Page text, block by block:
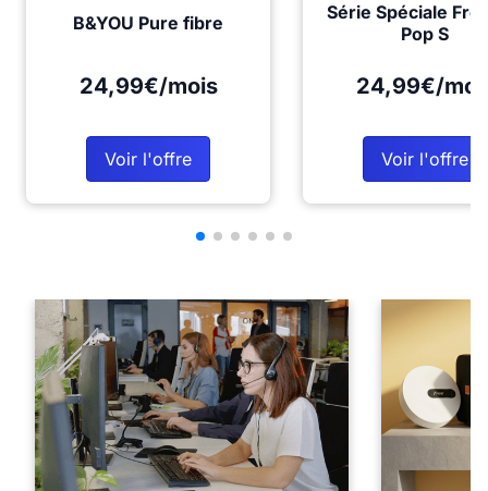
B&YOU Pure fibre
24,99€/mois
Voir l'offre
Série Spéciale
Pop S
24,99€/
Voir l'offre